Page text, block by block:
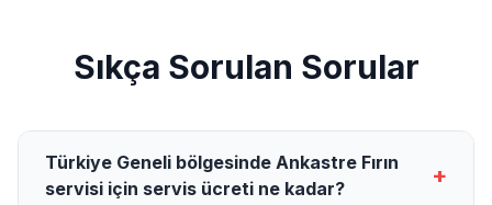
Sıkça Sorulan Sorular
Türkiye Geneli bölgesinde Ankastre Fırın
servisi için servis ücreti ne kadar?
+